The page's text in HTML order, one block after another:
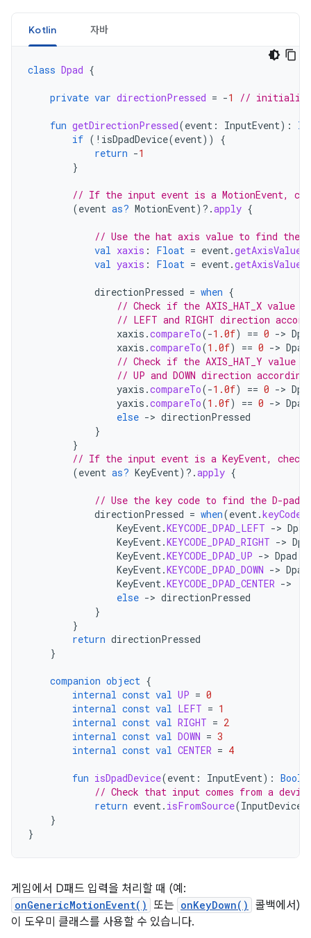
Kotlin 자바
class Dpad {
private var directionPressed = -1 //
fun getDirectionPressed(event : InputEvent):
if ( ! isDpadDevice(event))
{
return -1
}
// If the input event is a MotionEvent,
(event as? MotionEvent) ?.apply {
// Use the hat axis value to find the
val xaxis : Float = event.getAxisValue
val yaxis : Float = event.getAxisValue
directionPressed = when {
// Check if the AXIS_HAT_X value
// LEFT and RIGHT direction
xaxis .compareTo(-1.0f) == 0 ->
xaxis .compareTo(1.0f) == 0 -> Dpad
// Check if the AXIS_HAT_Y
// UP and DOWN direction
yaxis .compareTo(-1.0f) == 0 ->
yaxis .compareTo(1.0f) == 0 -> Dpad
else -> directionPressed
}
}
// If the input event is a KeyEvent, check
(event as? KeyEvent) ?.apply {
// Use the key code to find the D-pad
directionPressed = when(event.keyCode
KeyEvent.KEYCODE_DPAD_LEFT -> Dpad
KeyEvent.KEYCODE_DPAD_RIGHT ->
KeyEvent.KEYCODE_DPAD_UP -> Dpad
KeyEvent.KEYCODE_DPAD_DOWN -> Dpad
KeyEvent.KEYCODE_DPAD_CENTER ->
else -> directionPressed
}
}
return directionPressed
}
companion object {
internal const val UP = 0
internal const val LEFT = 1
internal const val RIGHT = 2
internal const val DOWN = 3
internal const val CENTER = 4
fun isDpadDevice(event : InputEvent):
// Check that input comes from a
return event. isFromSource(InputDevice
}
}
게임에서 D패드 입력을 처리할 때 (예:
onGenericMotionEvent() 또는 onKeyDown()
콜백에서)
이 도우미 클래스를 사용할 수 있습니다.